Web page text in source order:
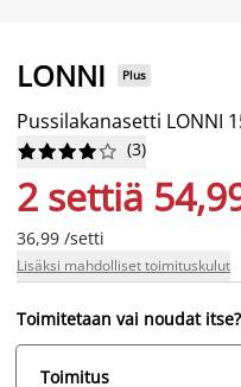
LONNI Plus
Pussilakanasetti LONNI





 (3)
2 settiä
36,99 /setti
Lisäksi mahdolliset toimituskulut
Toimitetaan vai noudat itse?
Toimitus